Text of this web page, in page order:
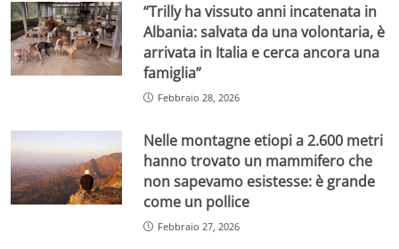
“Trilly ha vissuto anni incatenata in
Albania: salvata da una volontaria, è
arrivata in Italia e cerca ancora una
famiglia”
Febbraio 28, 2026
Nelle montagne etiopi a 2.600 metri
hanno trovato un mammifero che
non sapevamo esistesse: è grande
come un pollice
Febbraio 27, 2026